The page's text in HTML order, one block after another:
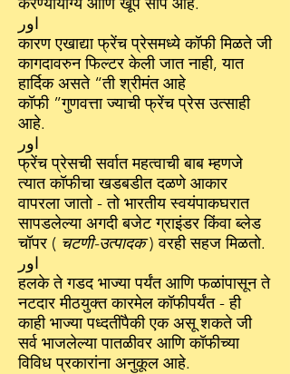
اور
कारण एखाद्या फ्रेंच प्रेसमध्ये कॉफी मिळते जी
कागदावरुन फिल्टर केली जात नाही, यात
हार्दिक असते “ती श्रीमंत आहे
कॉफी ”गुणवत्ता ज्याची फ्रेंच प्रेस उत्साही
आहे.
اور
फ्रेंच प्रेसची सर्वात महत्वाची बाब म्हणजे
त्यात कॉफीचा खडबडीत दळणे आकार
वापरला जातो - तो भारतीय स्वयंपाकघरात
सापडलेल्या अगदी बजेट ग्राइंडर किंवा ब्लेड
चॉपर ( चटणी-उत्पादक) वरही सहज मिळतो.
اور
हलके ते गडद भाज्या पर्यंत आणि फळांपासून ते
नटदार मीठयुक्त कारमेल कॉफीपर्यंत - ही
काही भाज्या पध्दतींपैकी एक असू शकते जी
सर्व भाजलेल्या पातळीवर आणि कॉफीच्या
विविध प्रकारांना अनुकूल आहे.